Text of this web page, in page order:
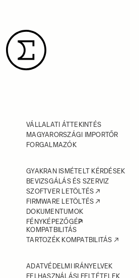
VÁLLALATI ÁTTEKINTÉS
MAGYARORSZÁGI IMPORTŐR
FORGALMAZÓK
GYAKRAN ISMÉTELT KÉRDÉSEK
BEVIZSGÁLÁS ÉS SZERVIZ
SZOFTVER LETÖLTÉS
FIRMWARE LETÖLTÉS
DOKUMENTUMOK
FÉNYKÉPEZŐGÉP
KOMPATBILITÁS
TARTOZÉK KOMPATBILITÁS
ADATVÉDELMI IRÁNYELVEK
FELHASZNÁLÁSI FELTÉTELEK